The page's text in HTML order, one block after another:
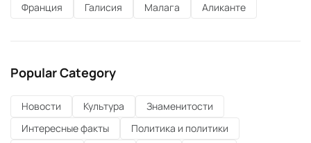
Франция
Галисия Малага Аликанте
Popular Category
Новости Культура
Знаменитости
Интересные факты
Политика и политики